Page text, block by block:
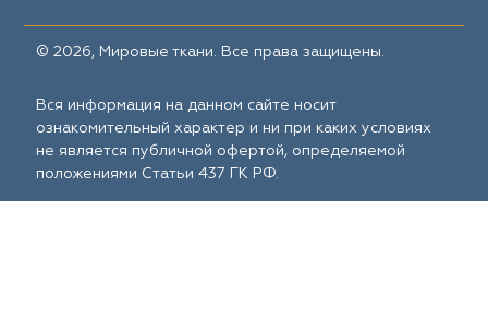
© 2026, Мировые ткани. Все права защищены.
Вся информация на данном сайте носит
ознакомительный характер и ни при каких условиях
не является публичной офертой, определяемой
положениями Статьи 437 ГК РФ.